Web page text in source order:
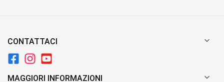
CONTATTACI 
MAGGIORI INFORMAZIONI 